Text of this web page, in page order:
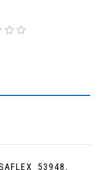
53948.